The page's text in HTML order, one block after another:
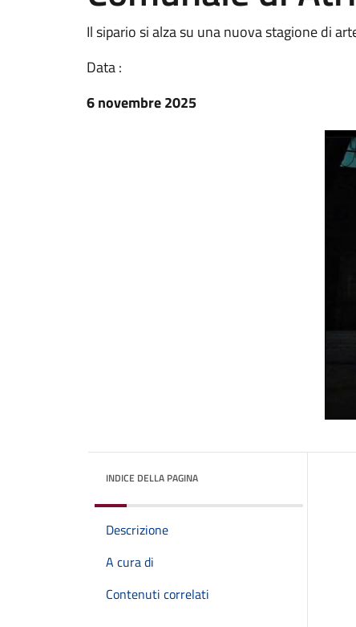
Il sipario si alza su una nuova stagione di
Data :
6 novembre 2025
INDICE DELLA PAGINA
Descrizione
A cura di
Contenuti correlati